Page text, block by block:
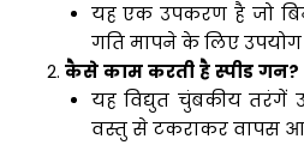
यह एक उपकरण है जो
गति मापने के लिए उपयोग
कैसे काम करती है स्पीड गन?
यह विद्युत चुंबकीय तरंगें
वस्तु से टकराकर वापस